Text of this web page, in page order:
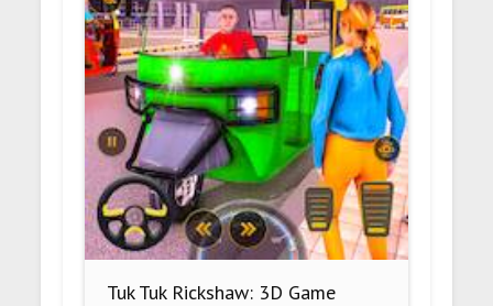
Tuk Tuk Rickshaw: 3D Game